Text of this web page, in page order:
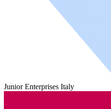
Junior Enterprises Italy